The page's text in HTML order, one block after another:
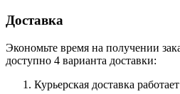
Доставка
Экономьте время на получении
доступно 4 варианта доставки:
Курьерская доставка